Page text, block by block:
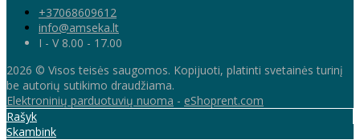
+37068609612
info@amseka.lt
I - V 8.00 - 17.00
2026 © Visos teisės saugomos. Kopijuoti, platinti svetainės turinį
be autorių sutikimo draudžiama.
Elektroninių parduotuvių nuoma - eShoprent.com
Rašyk
Skambink